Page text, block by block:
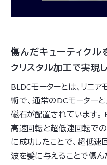
傷んだキューティクル
クリスタル加工で実現
BLDCモーターとは、リニ
術で、通常のDCモーター
磁石が配置されています。
高速回転と超低速回転で
に成功したことで、超低速
波を髪に与えることで傷ん